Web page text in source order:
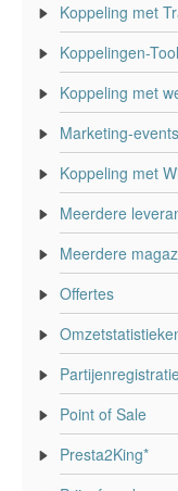
Koppeling met
Koppelingen-
Koppeling met
Marketing-events
Koppeling met
Meerdere
Meerdere
Offertes
Point of Sale
Presta2King*